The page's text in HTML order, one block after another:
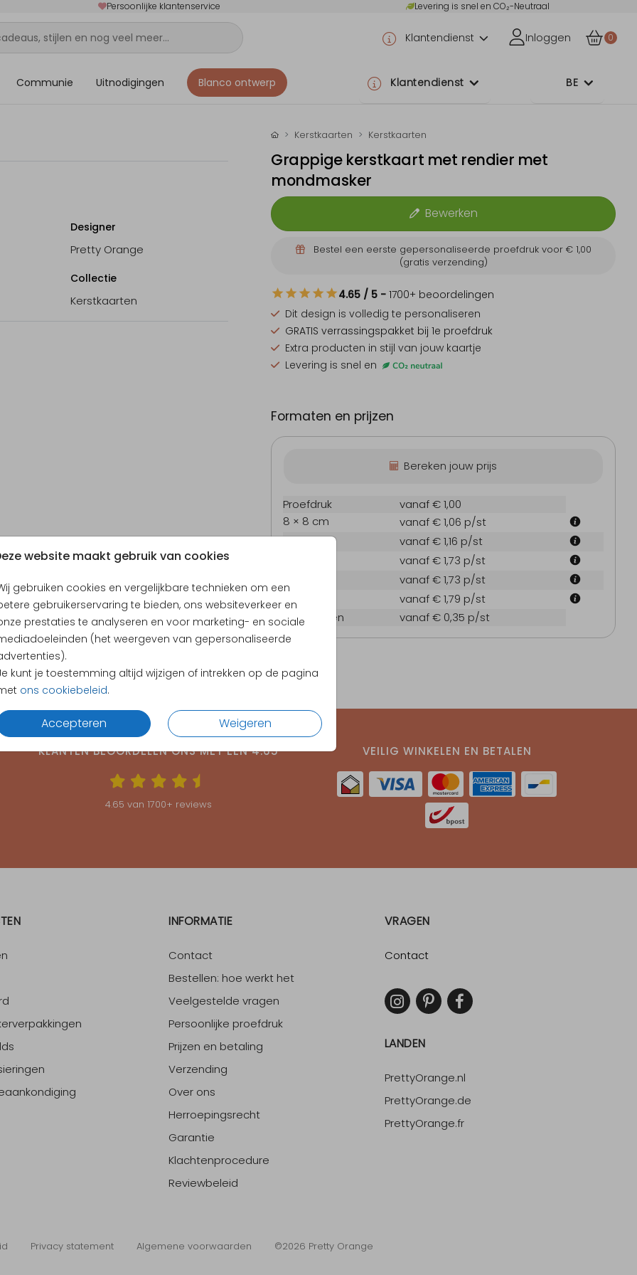
Persoonlijke klantenservice Levering is snel en CO₂-Neutraal
Klantendienst Inloggen 0
Communie Uitnodigingen Blanco ontwerp Klantendienst BE
website maakt gebruik van cookies
gebruiken cookies en vergelijkbare technieken om een
gebruikerservaring te bieden, ons websiteverkeer en
prestaties te analyseren en voor marketing- en sociale
(het weergeven van gepersonaliseerde
kunt je toestemming altijd wijzigen of intrekken op de pagina
ons cookiebeleid.
Accepteren Weigeren
Designer
Pretty Orange
Collectie
Kerstkaarten
Kerstkaarten Kerstkaarten
Grappige kerstkaart met rendier met
mondmasker
Bewerken
Bestel een eerste gepersonaliseerde proefdruk voor € 1,00
(gratis verzending)
4.65 / 5 - 1700+ beoordelingen
Dit design is volledig te personaliseren
GRATIS verrassingspakket bij 1e proefdruk
Extra producten in stijl van jouw kaartje
Levering is snel en
Formaten en prijzen
Bereken jouw prijs
Proefdruk
vanaf € 1,00
8 × 8 cm
vanaf € 1,06 p/st
11 × 11 cm
vanaf € 1,16 p/st
vanaf € 1,73 p/st
vanaf € 1,73 p/st
vanaf € 1,79 p/st
Enveloppen
vanaf € 0,35 p/st
KLANTEN BEOORDELEN ONS MET EEN4.65
4.65 van 1700+ reviews
VEILIG WINKELEN EN BETALEN
INFORMATIE
Contact
Bestellen: hoe werkt het
Veelgestelde vragen
Persoonlijke proefdruk
Prijzen en betaling
Verzending
Over ons
Herroepingsrecht
Garantie
Klachtenprocedure
Reviewbeleid
VRAGEN
Contact
LANDEN
PrettyOrange.nl
PrettyOrange.de
PrettyOrange.fr
Privacy statement Algemene voorwaarden ©2026 Pretty Orange